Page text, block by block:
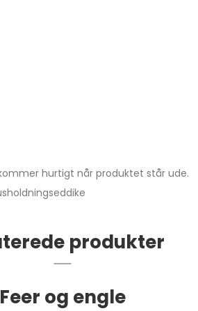
hurtigt når produktet står ude.
produkter
Feer og engle